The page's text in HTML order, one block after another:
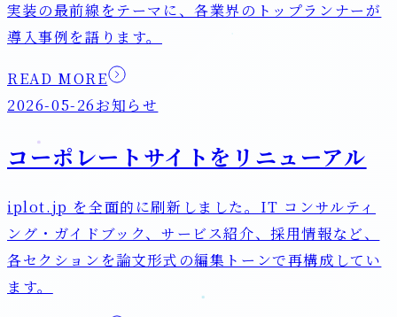
実装の最前線をテーマに、各業界のトップランナーが
導入事例を語ります。
READ MORE
2026-05-26お知らせ
コーポレートサイトをリニューアル
iplot.jp を全面的に刷新しました。IT コンサルティ
ング・ガイドブック、サービス紹介、採用情報など、
各セクションを論文形式の編集トーンで再構成してい
ます。